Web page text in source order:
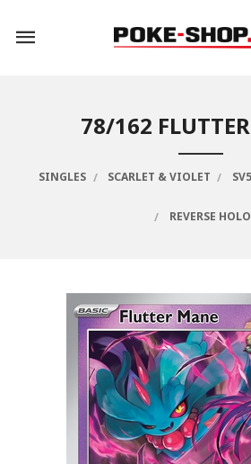
innholdet
78/162
SINGLES SCARLET & VIOLET
REVERSE HOLO